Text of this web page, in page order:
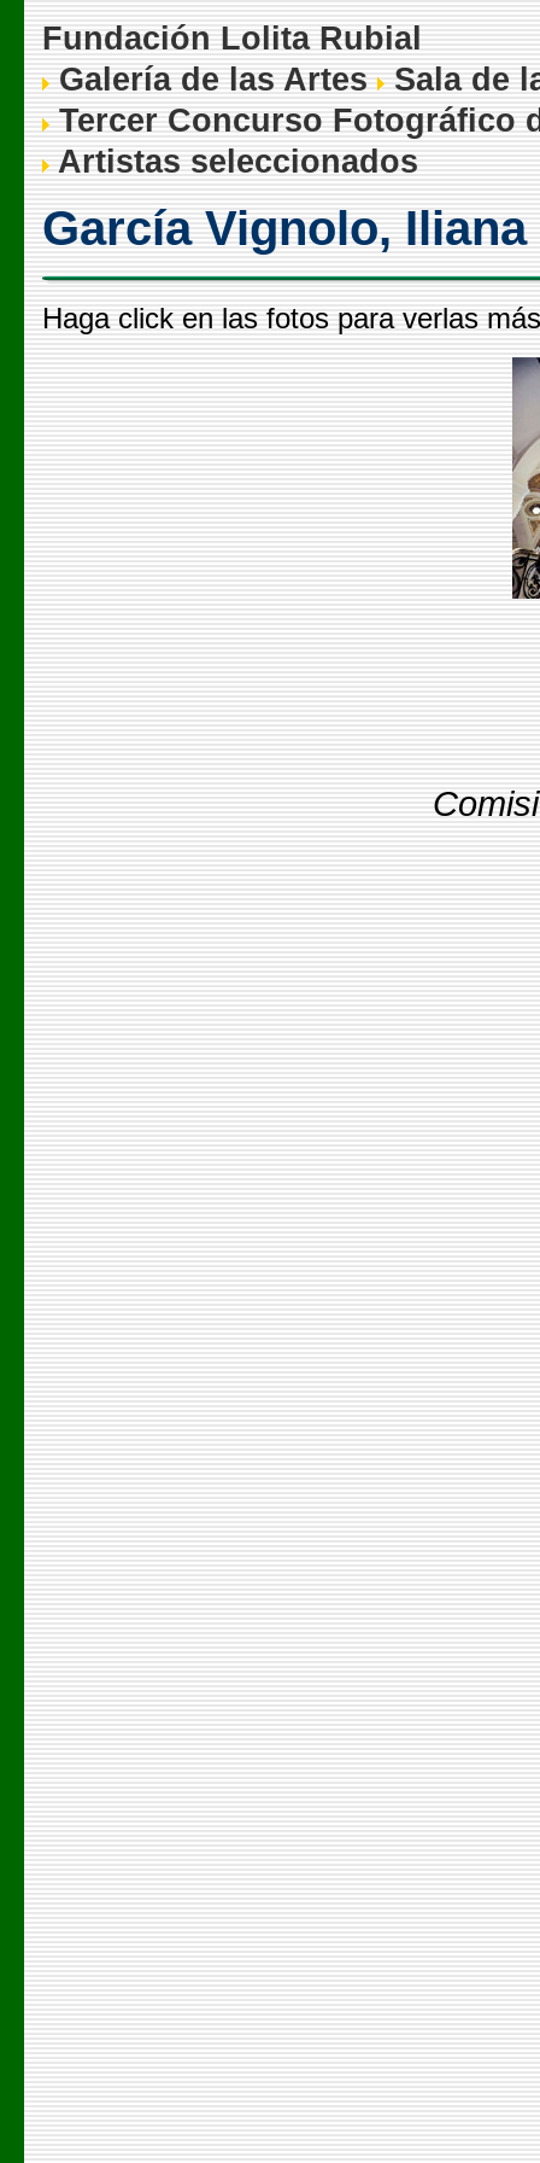
Fundación Lolita Rubial
Galería de las Artes
Sala de
Tercer Concurso Fotográfico
Artistas seleccionados
García Vignolo, Iliana
Haga click en las fotos para verlas